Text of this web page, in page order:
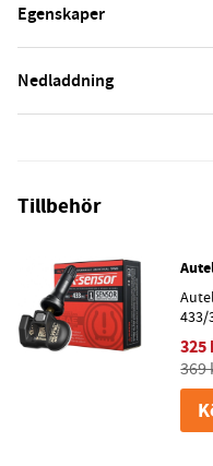
Egenskaper
Nedladdning
Tillbehör
433/
325
369